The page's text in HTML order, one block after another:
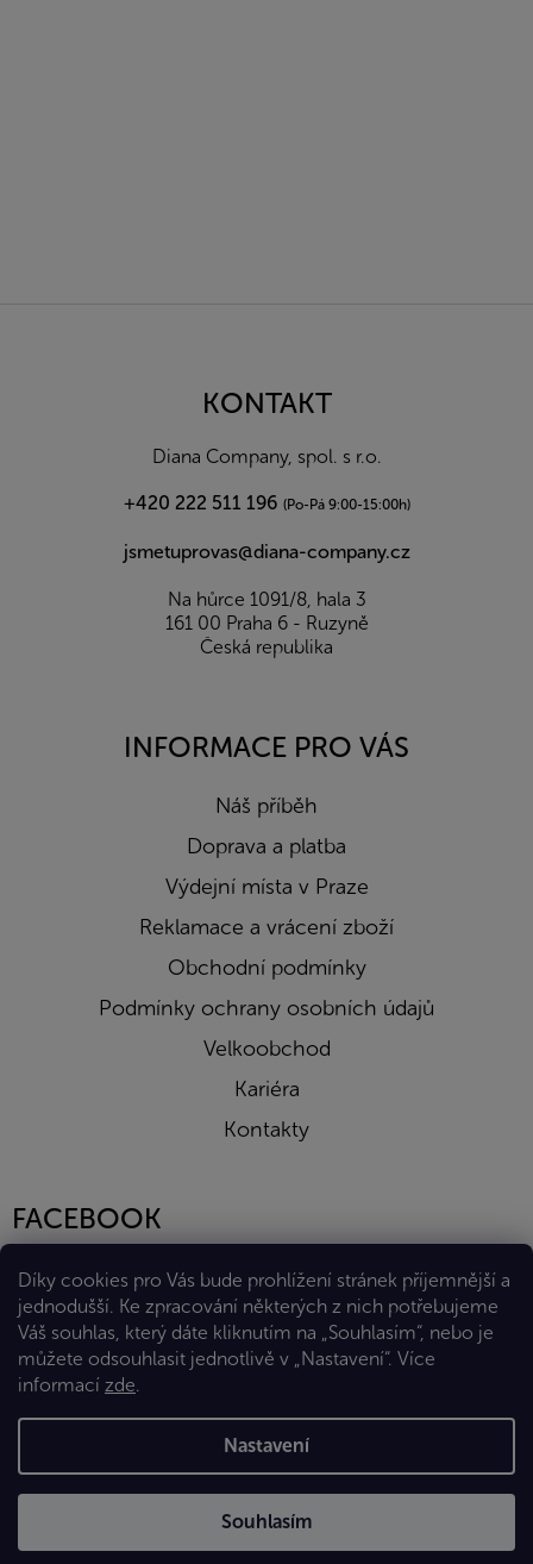
Díky cookies pro Vás bude prohlížení stránek příjemnější a
jednodušší. Ke zpracování některých z nich potřebujeme
Váš souhlas, který dáte kliknutím na „Souhlasím“, nebo je
můžete odsouhlasit jednotlivě v „Nastavení“. Více
informací zde.
Nastavení
Souhlasím
KONTAKT
Diana Company, spol. s r.o.
+420 222 511 196 (Po-Pá 9:00-15:00h)
jsmetuprovas@diana-company.cz
Na hůrce 1091/8, hala 3
161 00 Praha 6 - Ruzyně
Česká republika
INFORMACE PRO VÁS
Náš příběh
Doprava a platba
Výdejní místa v Praze
Reklamace a vrácení zboží
Obchodní podmínky
Podmínky ochrany osobních údajů
Velkoobchod
Kariéra
Kontakty
FACEBOOK
Vytvořil Shoptet Premium
Copyright 2026Eshop Diana Company, spol. s r.o.. Všechna
práva vyhrazena.